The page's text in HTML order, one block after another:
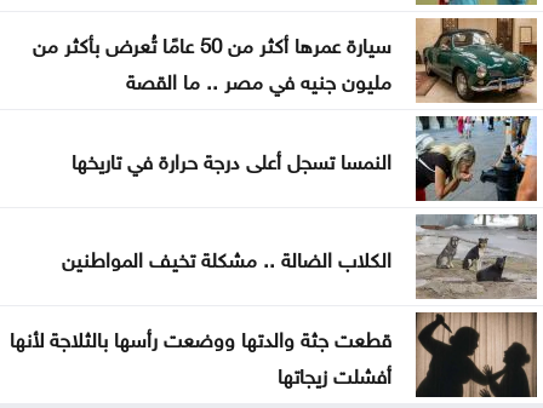
إصابة سفينة بمقذوف غير محدد قبالة عُمان
رئيس الوزراء العراقي: نسعى لعلاقات متوازنة مع دول
الجوار
سيارة عمرها أكثر من 50 عامًا تُعرض بأكثر من
مليون جنيه في مصر .. ما القصة
النمسا تسجل أعلى درجة حرارة في تاريخها
الكلاب الضالة .. مشكلة تخيف المواطنين
قطعت جثة والدتها ووضعت رأسها بالثلاجة لأنها
أفشلت زيجاتها